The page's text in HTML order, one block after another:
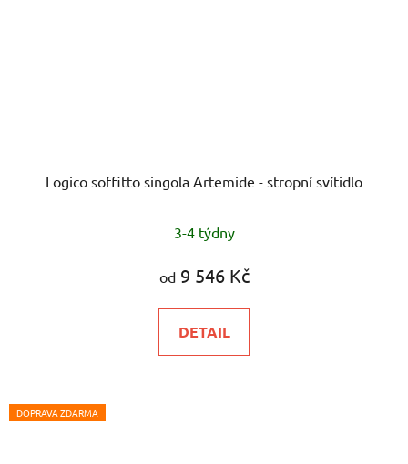
Logico soffitto singola Artemide - stropní svítidlo
3-4 týdny
od9 546 Kč
DETAIL
DOPRAVA ZDARMA